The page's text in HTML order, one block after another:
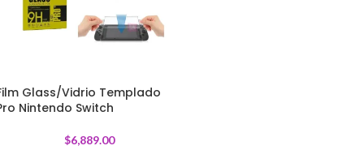
Glass/Vidrio Templado
Nintendo Switch
$6,889.00